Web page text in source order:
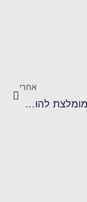
אחרי
הצגה מומלצת להורים: האמא של הילד הכי מופרע בכיתה